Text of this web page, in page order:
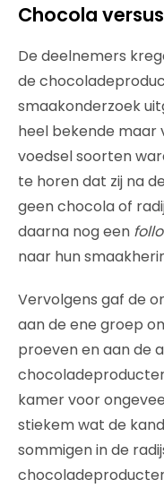
Chocola
De deelnemers
de
smaakonderzoek
heel bekende maar
voedsel soorten
te horen dat zij na
geen chocola of
daarna nog een
naar hun
Vervolgens gaf de
aan de ene groep
proeven en aan de
kamer voor
stiekem wat de
sommigen in de